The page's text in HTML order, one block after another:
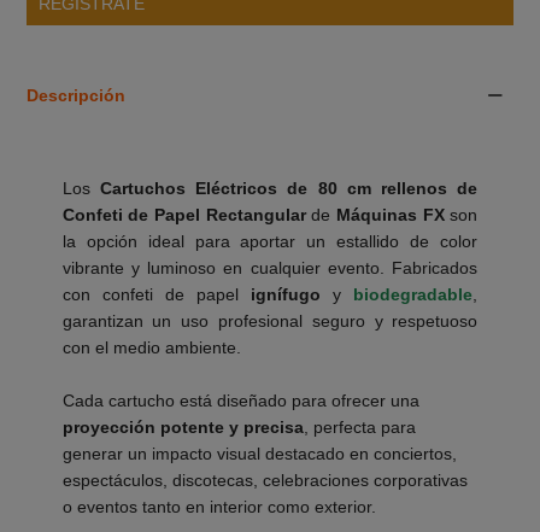
Descripción
Los Cartuchos Eléctricos de 80 cm rellenos de
Confeti de Papel Rectangularde Máquinas FXson
la opción ideal para aportar un estallido de color
vibrante y luminoso en cualquier evento. Fabricados
con confeti de papel ignífugo y biodegradable
garantizan un uso profesional seguro y respetuoso
con el medio ambiente.
Cada cartucho está diseñado para ofrecer una
proyección potente y precisa, perfecta para
generar un impacto visual destacado en conciertos,
espectáculos, discotecas, celebraciones corporativas
o eventos tanto en interior como exterior.